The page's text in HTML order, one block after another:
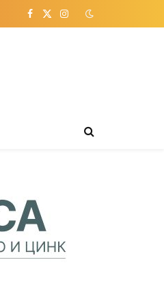
Facebook
X
Instagram